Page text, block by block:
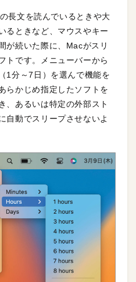
長文を読んでいるときや大
るときなど、マウスやキー
が続いた際に、Macがスリ
トです。メニューバーから
1分～7日）を選んで機能を
らかじめ指定したソフトを
、あるいは特定の外部スト
自動でスリープさせないよ